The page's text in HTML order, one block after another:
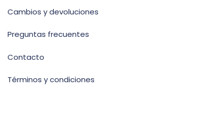
Cambios y devoluciones
Preguntas frecuentes
Contacto
Términos y condiciones